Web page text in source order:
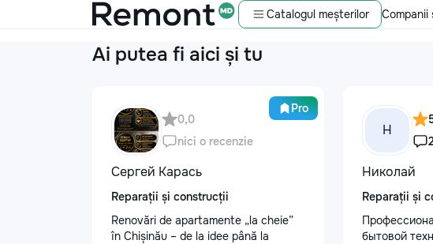
Catalogul meșterilor Companii
Ai putea fi aici și tu
Pro
0,0
nici o recenzie
Сергей Карась
Reparații și construcții
Renovări de apartamente „la cheie”
în Chișinău – de la idee până la
Н
Николай
Reparații și
бытовой